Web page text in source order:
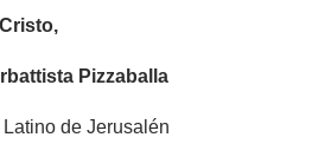
Pizzaballa
de Jerusalén